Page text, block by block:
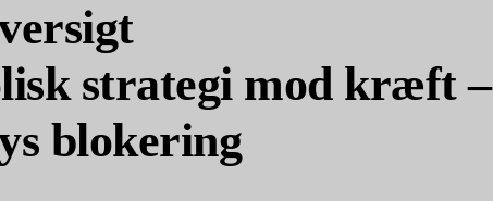
strategi mod kræft –
blokering